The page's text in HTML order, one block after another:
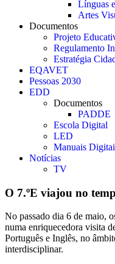
Línguas
Artes
Documentos
Projeto
Regulamento
Estratégia
EQAVET
Pessoas 2030
EDD
Documentos
PADDE
Escola Digital
LED
Manuais
Notícias
TV
O 7.ºE viajou no
No passado dia 6 de maio,
numa enriquecedora visita
Português e Inglês, no
interdisciplinar.